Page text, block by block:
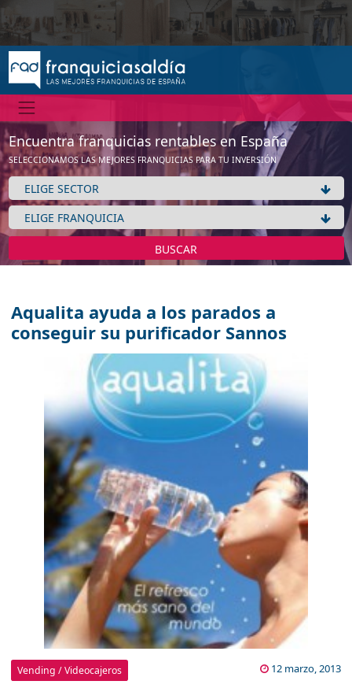
Encuentra franquicias rentables en España
SELECCIONAMOS LAS MEJORES FRANQUICIAS PARA TU INVERSIÓN
BUSCAR
Aqualita ayuda a los parados a
conseguir su purificador Sannos
Vending / Videocajeros 12 marzo, 2013